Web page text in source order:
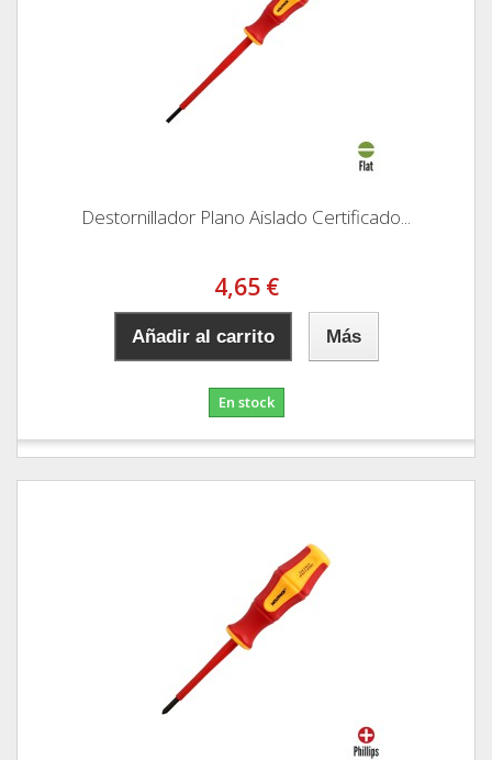
Destornillador Plano Aislado Certificado...
4,65 €
Añadir al carrito Más
En stock